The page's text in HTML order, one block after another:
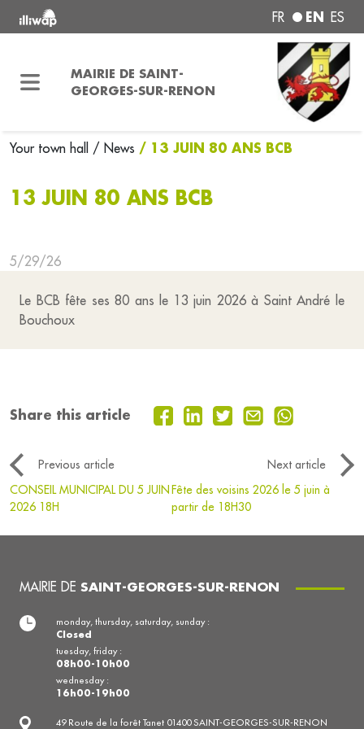
FR EN ES
MAIRIE DE SAINT-
GEORGES-SUR-RENON
Your town hall / News / 13 JUIN 80 ANS BCB
13 JUIN 80 ANS BCB
5/29/26
Le BCB fête ses 80 ans le 13 juin 2026 à Saint André le
Bouchoux
Share this article
Previous article
Next article
CONSEIL MUNICIPAL DU 5 JUIN
2026 18H
Fête des voisins 2026 le 5 juin à
partir de 18H30
MAIRIE DE SAINT-GEORGES-SUR-RENON
49 Route de la forêt Tanet 01400 SAINT-GEORGES-SUR-RENON
monday, thursday, saturday, sunday :
Closed
tuesday, friday :
08h00-10h00
wednesday :
16h00-19h00